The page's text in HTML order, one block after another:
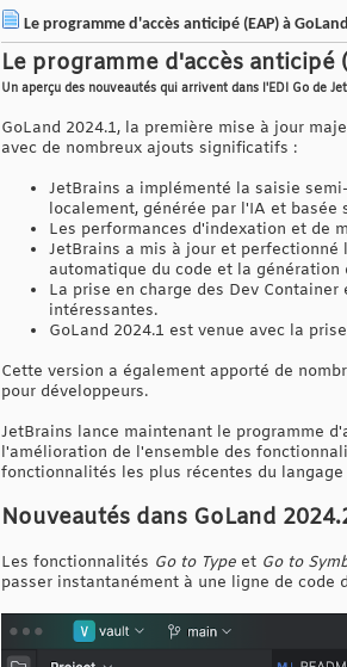
Le programme d'accès anticipé (EAP) à
Le programme d'accès anticipé
Un aperçu des nouveautés qui arrivent dans l'EDI Go de
GoLand 2024.1, la première mise à jour
avec de nombreux ajouts significatifs :
JetBrains a implémenté la saisie
localement, générée par l'IA et
Les performances d'indexation et de
JetBrains a mis à jour et
automatique du code et la génération
La prise en charge des Dev
intéressantes.
GoLand 2024.1 est venue avec la
Cette version a également apporté de
pour développeurs.
JetBrains lance maintenant le programme
l'amélioration de l'ensemble des
fonctionnalités les plus récentes du
Nouveautés dans GoLand
Les fonctionnalités Go to Type et Go to
passer instantanément à une ligne de code